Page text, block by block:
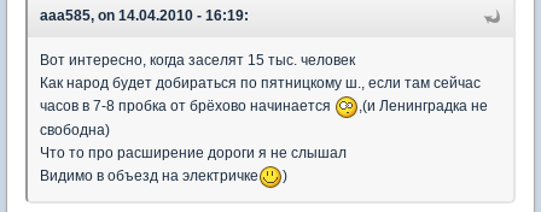
aaa585, on 14.04.2010 - 16:19:
Вот интересно, когда заселят 15 тыс. человек
Как народ будет добираться по пятницкому ш., если там сейчас
часов в 7-8 пробка от брёхово начинается
,(и Ленинградка не
свободна)
Что то про расширение дороги я не слышал
Видимо в объезд на электричке
)